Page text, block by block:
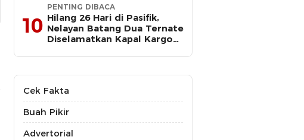
10
PENTING DIBACA
Hilang 26 Hari di Pasifik,
Nelayan Batang Dua Ternate
Diselamatkan Kapal Kargo
Cek Fakta
Buah Pikir
Advertorial